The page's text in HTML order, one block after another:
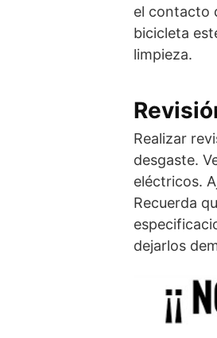
el contacto
bicicleta
limpieza.
Realizar
desgaste.
eléctricos.
Recuerda
dejarlos